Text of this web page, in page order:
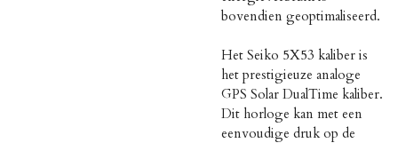
bovendien geoptimaliseerd.
Het Seiko 5X53 kaliber is
het prestigieuze analoge
GPS Solar DualTime kaliber.
Dit horloge kan met een
eenvoudige druk op de